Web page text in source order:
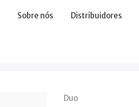
Sobre nós Distribuidores
Duo